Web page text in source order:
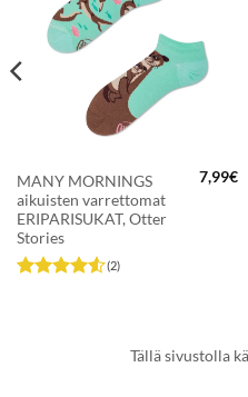
MANY MORNINGS
aikuisten varrettomat
ERIPARISUKAT, Otter
Stories
(2)
7,99€
Tällä sivustolla